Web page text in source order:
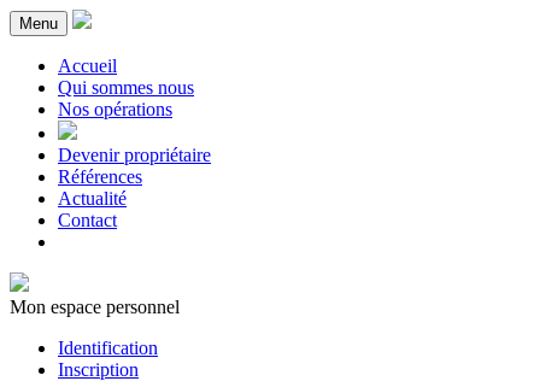
Menu
Accueil
Qui sommes nous
Nos opérations
Devenir propriétaire
Références
Actualité
Contact
Mon espace personnel
Identification
Inscription